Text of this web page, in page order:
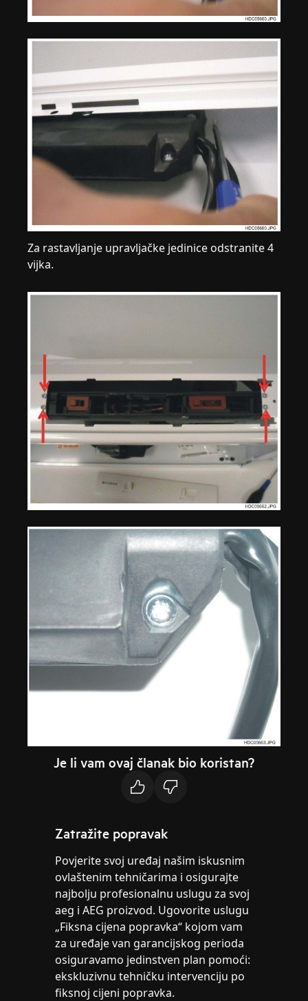
Za rastavljanje upravljačke jedinice odstranite 4
vijka.
Je li vam ovaj članak bio koristan?
Zatražite popravak
Povjerite svoj uređaj našim iskusnim
ovlaštenim tehničarima i osigurajte
najbolju profesionalnu uslugu za svoj
aeg i AEG proizvod. Ugovorite uslugu
„Fiksna cijena popravka“ kojom vam
za uređaje van garancijskog perioda
osiguravamo jedinstven plan pomoći:
ekskluzivnu tehničku intervenciju po
fiksnoj cijeni popravka.